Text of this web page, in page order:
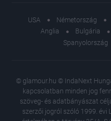
USA Németország
Anglia
Bulgária
Spanyolország
© glamour.hu © IndaNext
kapcsolatban minden jog
szöveg- és adatbányászat
szerzői jogról szóló 1999. évi